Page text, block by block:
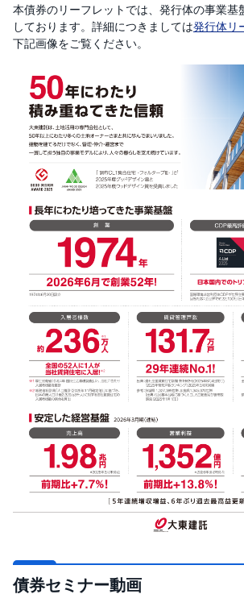
本債券のリーフレットでは、発行体の事業基
しております。詳細につきましては発行体リ
下記画像をご覧ください。
債券セミナー動画